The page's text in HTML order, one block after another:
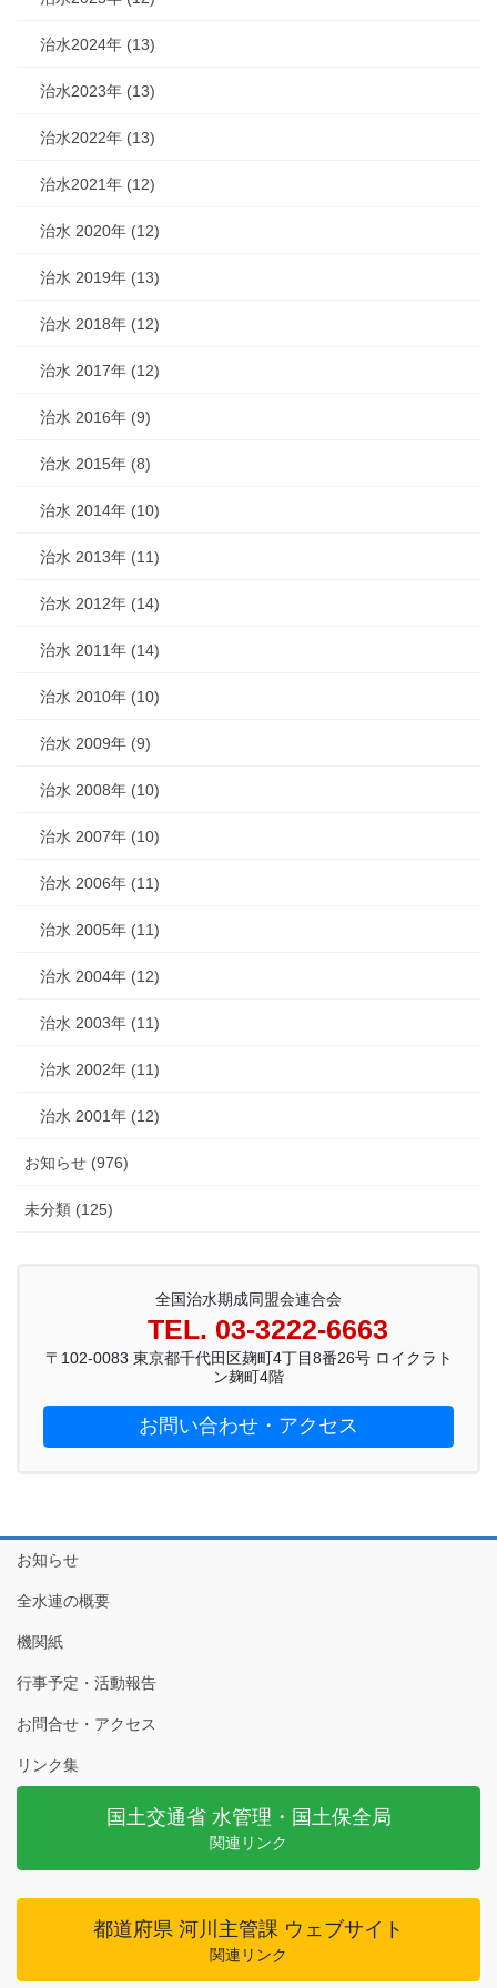
治水2024年 (13)
治水2023年 (13)
治水2022年 (13)
治水2021年 (12)
治水 2020年 (12)
治水 2019年 (13)
治水 2018年 (12)
治水 2017年 (12)
治水 2016年 (9)
治水 2015年 (8)
治水 2014年 (10)
治水 2013年 (11)
治水 2012年 (14)
治水 2011年 (14)
治水 2010年 (10)
治水 2009年 (9)
治水 2008年 (10)
治水 2007年 (10)
治水 2006年 (11)
治水 2005年 (11)
治水 2004年 (12)
治水 2003年 (11)
治水 2002年 (11)
治水 2001年 (12)
お知らせ (976)
未分類 (125)
全国治水期成同盟会連合会
TEL. 03-3222-6663
〒102-0083 東京都千代田区麹町4丁目8番26号 ロイクラト
ン麹町4階
お問い合わせ・アクセス
お知らせ
全水連の概要
機関紙
行事予定・活動報告
お問合せ・アクセス
リンク集
国土交通省 水管理・国土保全局
関連リンク
都道府県 河川主管課 ウェブサイト
関連リンク